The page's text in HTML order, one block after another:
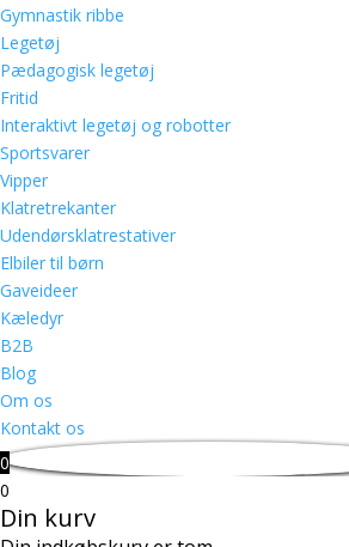
Gymnastik ribbe
Legetøj
Pædagogisk legetøj
Fritid
Interaktivt legetøj og robotter
Sportsvarer
Vipper
Klatretrekanter
Udendørsklatrestativer
Elbiler til børn
Gaveideer
Kæledyr
B2B
Blog
Om os
Kontakt os
0
0
Din kurv